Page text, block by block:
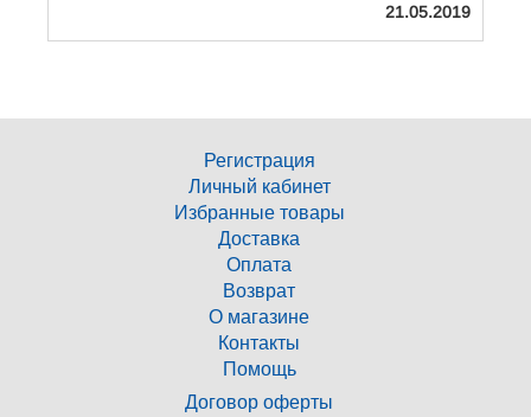
21.05.2019
Регистрация
Личный кабинет
Избранные товары
Доставка
Оплата
Возврат
О магазине
Контакты
Помощь
Договор оферты